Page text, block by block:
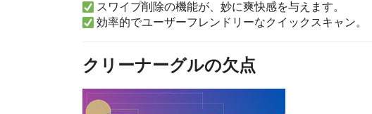
スワイプ削除の機能が、妙に爽快感を与えます。
効率的でユーザーフレンドリーなクイックスキャン。
クリーナーグルの欠点